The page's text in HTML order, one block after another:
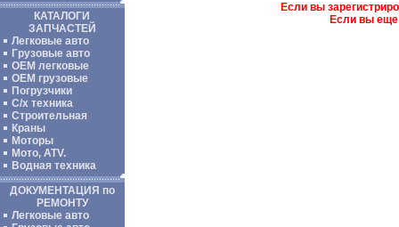
КАТАЛОГИ
ЗАПЧАСТЕЙ
Легковые авто
Грузовые авто
ОЕМ легковые
OEM грузовые
Погрузчики
С/х техника
Строительная
Краны
Моторы
Мото, ATV.
Водная техника
ДОКУМЕНТАЦИЯ по
РЕМОНТУ
Легковые авто
Если вы
Если вы еще